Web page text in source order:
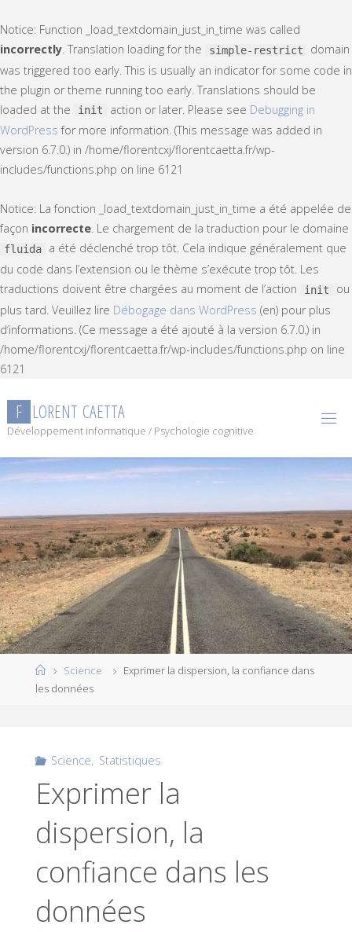
Notice: Function _load_textdomain_just_in_time was called
incorrectly. Translation loading for the simple-restrict
domain
was triggered too early. This is usually an indicator for some code in
the plugin or theme running too early. Translations should be
loaded at the
init action or later. Please see Debugging in
WordPress for more information. (This message was added in
version 6.7.0.) in /home/florentcxj/florentcaetta.fr/wp-
includes/functions.php on line 6121
Notice: La fonction _load_textdomain_just_in_time a été appelée de
façon incorrecte. Le chargement de la traduction pour le domaine
fluida
a été déclenché trop tôt. Cela indique généralement que
du code dans l’extension ou le thème s’exécute trop tôt. Les
traductions doivent être chargées au moment de l’action
init
ou
plus tard. Veuillez lire Débogage dans WordPress (en) pour plus
d’informations. (Ce message a été ajouté à la version 6.7.0.) in
/home/florentcxj/florentcaetta.fr/wp-includes/functions.php on line
6121
content
F L ORENT CAETTA
Développement informatique / Psychologie cognitive
HomeScience
Exprimer la dispersion, la confiance dans
les données
Science, Statistiques
Exprimer la
dispersion, la
confiance dans les
données